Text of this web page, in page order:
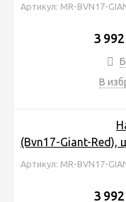
Артикул: MR-BVN17-
3 992
В
(Bvn17-Giant-Red),
Артикул: MR-BVN17-
3 992